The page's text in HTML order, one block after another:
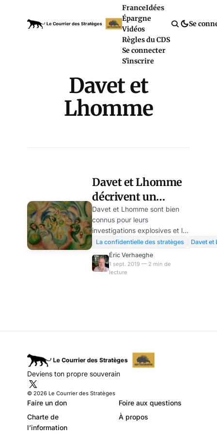
FranceIdées
Épargne
Vidéos
Règles du CDS
Se connecter
S'inscrire
Se
Davet et
Lhomme
Davet et Lhomme
décrivent un
Macron au coeur
du capitalisme de
connivence
Davet et Lhomme sont bien
connus pour leurs
investigations explosives et le
sérieux avec lequel ils
travaillent. Ils ont mené une
intéressante enquête sur les
coulisses de la nomination
publique et intérêts du CAC
40 sont étroitement liés en
France. Ce qu’on appelle
couramment le capitalisme de
connivence, qui explique
La confidentielle des stratèges
Davet et
Éric Verhaeghe
1 sept. 2019 — 2 min de
lecture
Deviens ton propre souverain
© 2026 Le Courrier des Stratèges
Faire un don
Foire aux questions
Charte de
l’information
À propos